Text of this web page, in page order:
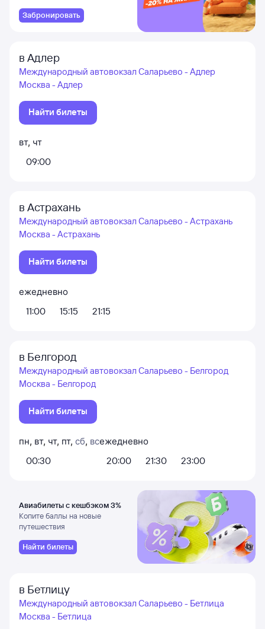
Забронировать
в Адлер
Международный автовокзал Саларьево - Адлер
Москва - Адлер
Найти билеты
вт, чт
09:00
в Астрахань
Международный автовокзал Саларьево - Астрахань
Москва - Астрахань
Найти билеты
ежедневно
11:00
15:15 21:15
в Белгород
Международный автовокзал Саларьево - Белгород
Москва - Белгород
Найти билеты
пн, вт, чт, пт, сб, вс
00:30
ежедневно
20:00
21:30 23:00
Авиабилеты с кешбэком 3%
Копите баллы на новые
путешествия
Найти билеты
в Бетлицу
Международный автовокзал Саларьево - Бетлица
Москва - Бетлица